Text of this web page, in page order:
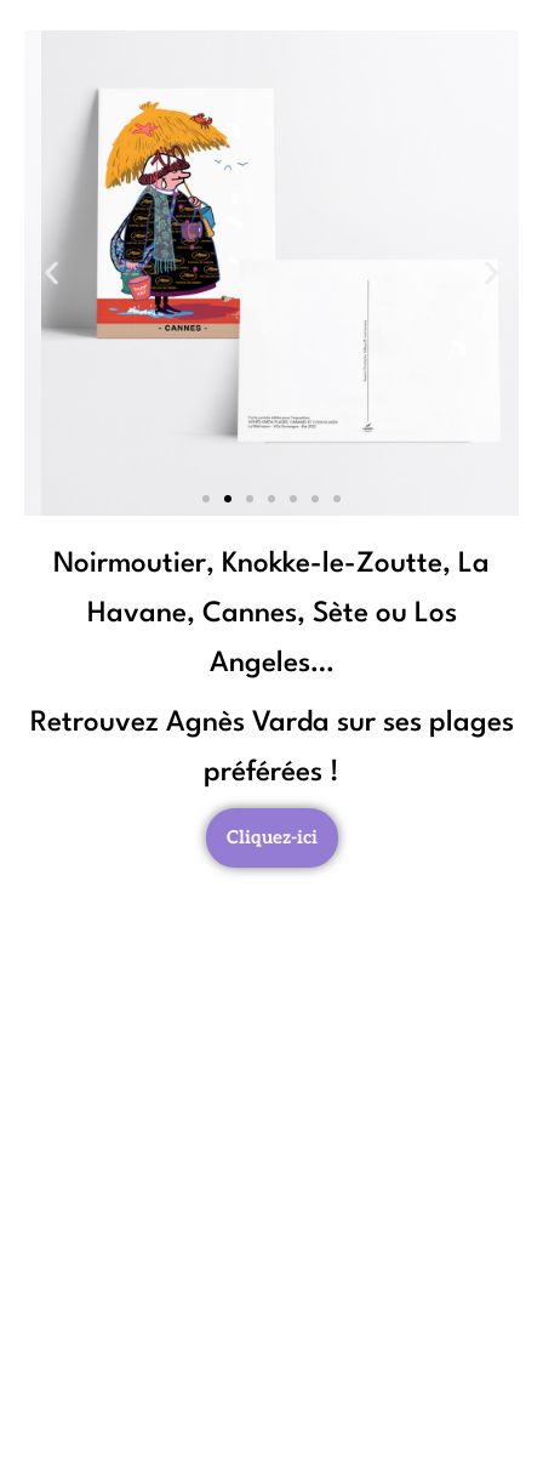
Noirmoutier, Knokke-le-Zoutte, La
Havane, Cannes, Sète ou Los
Angeles…
Retrouvez Agnès Varda sur ses plages
préférées !
Cliquez-ici